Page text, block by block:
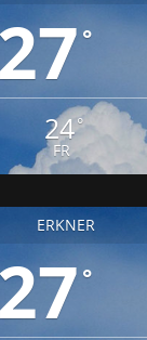
°
24°
FR
ERKNER
°